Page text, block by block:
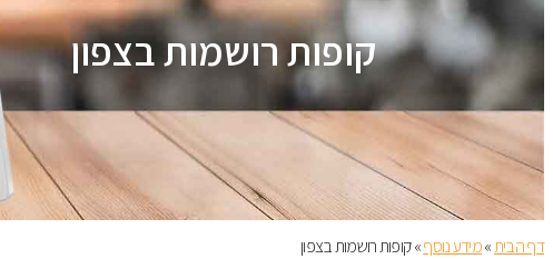
קופות רושמות בצפון
דף הבית»מידע נוסף»קופות רושמות בצפון